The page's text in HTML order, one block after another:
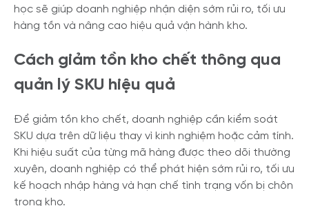
học sẽ giúp doanh nghiệp nhận diện sớm rủi ro, tối ưu
hàng tồn và nâng cao hiệu quả vận hành kho.
Cách giảm tồn kho chết thông qua
quản lý SKU hiệu quả
Để giảm tồn kho chết, doanh nghiệp cần kiểm soát
SKU dựa trên dữ liệu thay vì kinh nghiệm hoặc cảm tính.
Khi hiệu suất của từng mã hàng được theo dõi thường
xuyên, doanh nghiệp có thể phát hiện sớm rủi ro, tối ưu
kế hoạch nhập hàng và hạn chế tình trạng vốn bị chôn
trong kho.